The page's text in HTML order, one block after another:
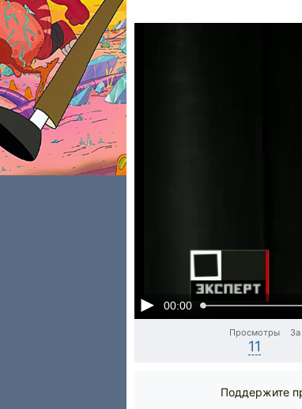
00:00
Просмотры
11
Поддержите